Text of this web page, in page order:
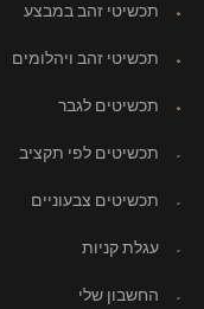
תכשיטי זהב במבצע
תכשיטי זהב ויהלומים
תכשיטים לגבר
תכשיטים לפי תקציב
תכשיטים צבעוניים
עגלת קניות
החשבון שלי